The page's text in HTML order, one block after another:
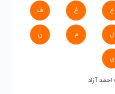
ع غ ف
ل م ن
ی
احمد آزاد